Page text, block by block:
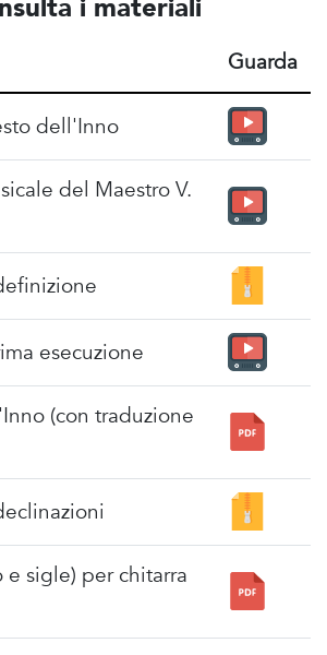
i materiali
Guarda
dell'Inno
del Maestro V.
esecuzione
(con traduzione
e sigle) per chitarra